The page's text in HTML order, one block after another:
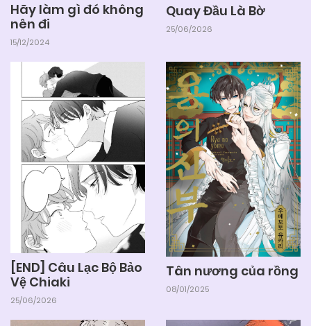
Hãy làm gì đó không
nên đi
15/12/2024
Quay Đầu Là Bờ
25/06/2026
[END] Câu Lạc Bộ Bảo
Vệ Chiaki
25/06/2026
Tân nương của rồng
08/01/2025